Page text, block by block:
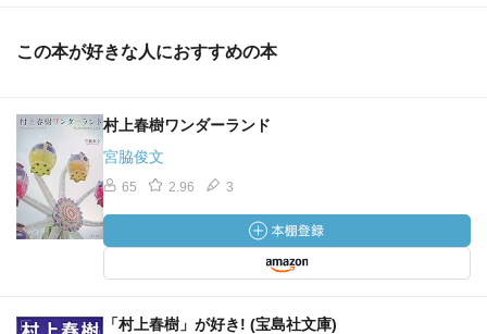
この本が好きな人におすすめの本
村上春樹ワンダーランド
宮脇俊文
65 2.96 3
「村上春樹」が好き! (宝島社文庫)